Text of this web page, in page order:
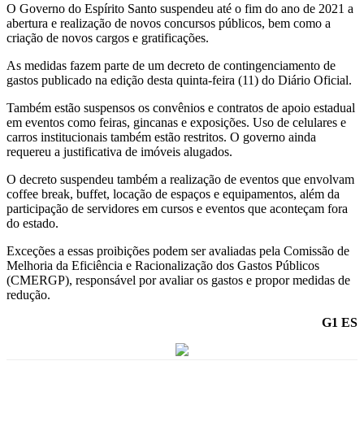
O Governo do Espírito Santo suspendeu até o fim do ano de 2021 a
abertura e realização de novos concursos públicos, bem como a
criação de novos cargos e gratificações.
As medidas fazem parte de um decreto de contingenciamento de
gastos publicado na edição desta quinta-feira (11) do Diário Oficial.
Também estão suspensos os convênios e contratos de apoio estadual
em eventos como feiras, gincanas e exposições. Uso de celulares e
carros institucionais também estão restritos. O governo ainda
requereu a justificativa de imóveis alugados.
O decreto suspendeu também a realização de eventos que envolvam
coffee break, buffet, locação de espaços e equipamentos, além da
participação de servidores em cursos e eventos que aconteçam fora
do estado.
Exceções a essas proibições podem ser avaliadas pela Comissão de
Melhoria da Eficiência e Racionalização dos Gastos Públicos
(CMERGP), responsável por avaliar os gastos e propor medidas de
redução.
G1 ES